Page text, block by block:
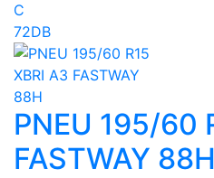
C
72DB
PNEU 195/60
FASTWAY 88H